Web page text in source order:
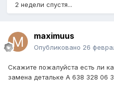
2 недели спустя...
maximuus
Опубликовано 26
Скажите пожалуйста есть ли
замена детальке A 638 328 06